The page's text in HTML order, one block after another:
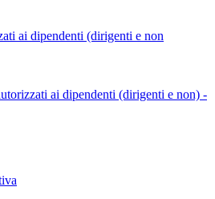
ai dipendenti (dirigenti e non
ai dipendenti (dirigenti e non) -